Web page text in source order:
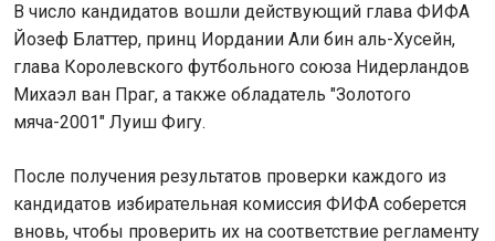
В число кандидатов вошли действующий глава ФИФА
Йозеф Блаттер, принц Иордании Али бин аль-Хусейн,
глава Королевского футбольного союза Нидерландов
Михаэл ван Праг, а также обладатель "Золотого
мяча-2001" Луиш Фигу.
После получения результатов проверки каждого из
кандидатов избирательная комиссия ФИФА соберется
вновь, чтобы проверить их на соответствие регламенту